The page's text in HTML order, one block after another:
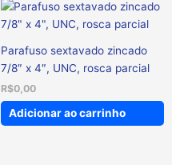
Parafuso sextavado zincado
7/8″ x 4″, UNC, rosca parcial
R$0,00
Adicionar ao carrinho